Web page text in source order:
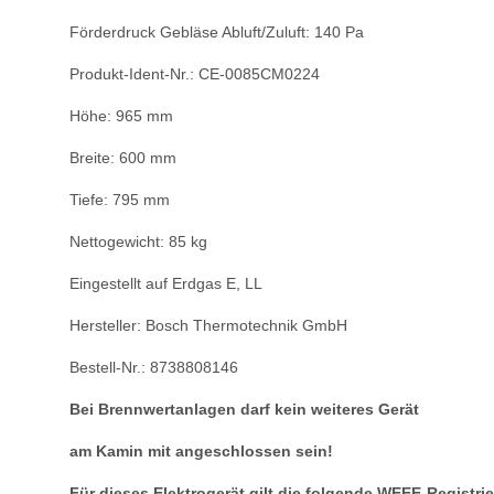
Förderdruck Gebläse Abluft/Zuluft: 140 Pa
Produkt-Ident-Nr.: CE-0085CM0224
Höhe: 965 mm
Breite: 600 mm
Tiefe: 795 mm
Nettogewicht: 85 kg
Eingestellt auf Erdgas E, LL
Hersteller: Bosch Thermotechnik GmbH
Bestell-Nr.: 8738808146
Bei Brennwertanlagen darf kein weiteres Gerät
am Kamin mit angeschlossen sein!